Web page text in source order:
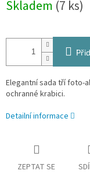
cena:
Skladem (7 ks)
Elegantní sada tří foto-
ochranné krabici.
Detailní informace
ZEPTAT SE